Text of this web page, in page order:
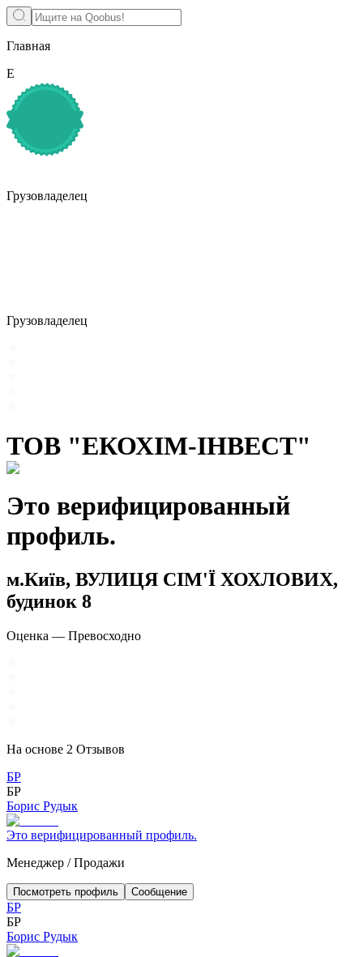
Главная
Е
Грузовладелец
Грузовладелец
ТОВ "ЕКОХІМ-ІНВЕСТ"
Это верифицированный
профиль.
м.Київ, ВУЛИЦЯ СІМ'Ї ХОХЛОВИХ,
будинок 8
Оценка — Превосходно
На основе 2 Отзывов
БР
БР
Борис Рудык
Это верифицированный профиль.
Менеджер /Продажи
Посмотреть профиль Сообщение
БР
БР
Борис Рудык